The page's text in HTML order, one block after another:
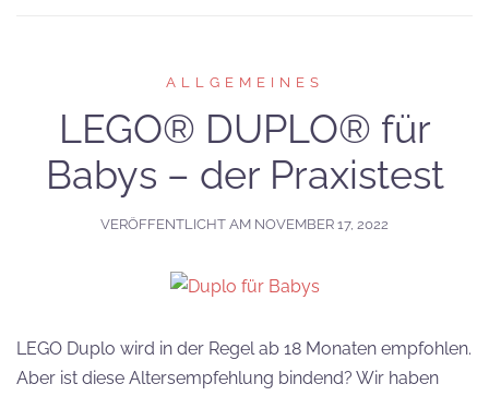
ALLGEMEINES
LEGO® DUPLO® für
Babys – der Praxistest
VERÖFFENTLICHT AM NOVEMBER 17, 2022
LEGO Duplo wird in der Regel ab 18 Monaten empfohlen.
Aber ist diese Altersempfehlung bindend? Wir haben